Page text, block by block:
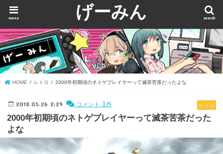
げーみん search
menu
HOME レトロ 2000年初期頃のネトゲプレイヤーって滅茶苦茶だったよな
レトロ
2018.05.26 2:29 コメント 1 件
2000年初期頃のネトゲプレイヤーって滅茶苦茶だった
よな